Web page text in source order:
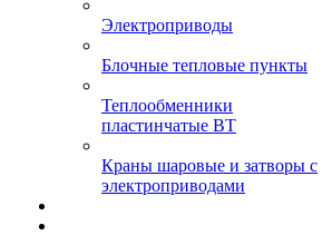
Электроприводы
Блочные тепловые пункты
Теплообменники
пластинчатые ВТ
Краны шаровые и затворы с
электроприводами